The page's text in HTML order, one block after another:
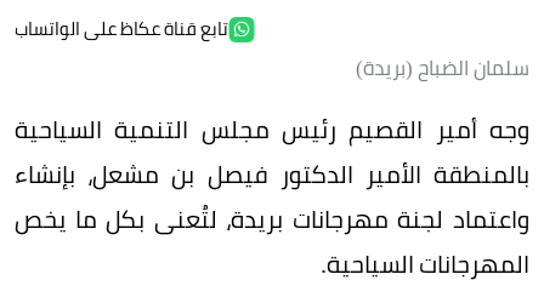
تابع قناة عكاظ على الواتساب
سلمان الضباح (بريدة)
وجه أمير القصيم رئيس مجلس التنمية السياحية
بالمنطقة الأمير الدكتور فيصل بن مشعل، بإنشاء
واعتماد لجنة مهرجانات بريدة، لتُعنى بكل ما يخص
المهرجانات السياحية.